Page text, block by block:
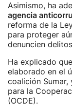
Asimismo, ha
agencia
reforma de la
para proteger
denuncien
Ha explicado
elaborado en el
coalición
para la
(OCDE).